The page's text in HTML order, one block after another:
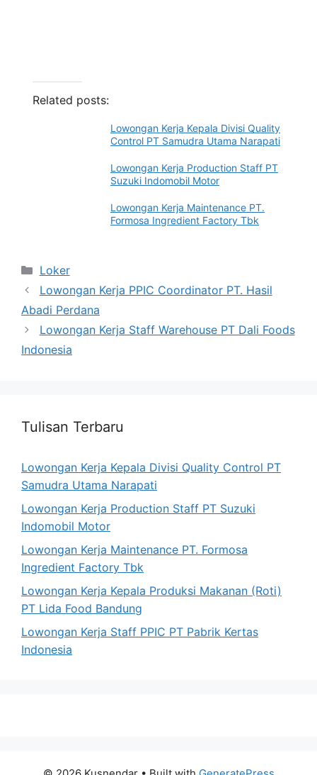
Related posts:
Lowongan Kerja Kepala Divisi Quality
Control PT Samudra Utama Narapati
Lowongan Kerja Production Staff PT
Suzuki Indomobil Motor
Lowongan Kerja Maintenance PT.
Formosa Ingredient Factory Tbk
Categories
Loker
Lowongan Kerja PPIC Coordinator PT. Hasil
Abadi Perdana
Lowongan Kerja Staff Warehouse PT Dali Foods
Indonesia
Tulisan Terbaru
Lowongan Kerja Kepala Divisi Quality Control PT
Samudra Utama Narapati
Lowongan Kerja Production Staff PT Suzuki
Indomobil Motor
Lowongan Kerja Maintenance PT. Formosa
Ingredient Factory Tbk
Lowongan Kerja Kepala Produksi Makanan (Roti)
PT Lida Food Bandung
Lowongan Kerja Staff PPIC PT Pabrik Kertas
Indonesia